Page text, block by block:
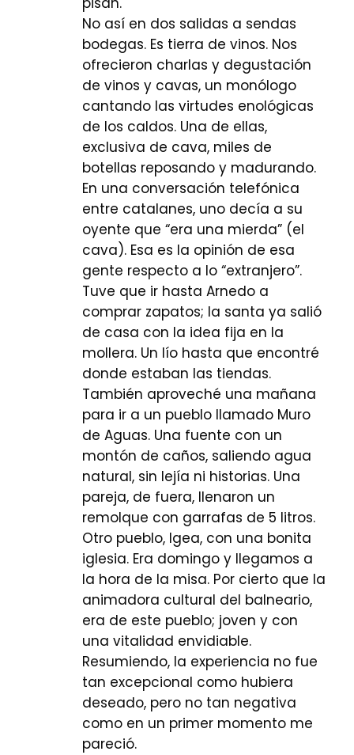
No así en dos salidas a sendas
bodegas. Es tierra de vinos. Nos
ofrecieron charlas y degustación
de vinos y cavas, un monólogo
cantando las virtudes enológicas
de los caldos. Una de ellas,
exclusiva de cava, miles de
botellas reposando y madurando.
En una conversación telefónica
entre catalanes, uno decía a su
oyente que “era una mierda” (el
cava). Esa es la opinión de esa
gente respecto a lo “extranjero”.
Tuve que ir hasta Arnedo a
comprar zapatos; la santa ya salió
de casa con la idea fija en la
mollera. Un lío hasta que encontré
donde estaban las tiendas.
También aproveché una mañana
para ir a un pueblo llamado Muro
de Aguas. Una fuente con un
montón de caños, saliendo agua
natural, sin lejía ni historias. Una
pareja, de fuera, llenaron un
remolque con garrafas de 5 litros.
Otro pueblo, Igea, con una bonita
iglesia. Era domingo y llegamos a
la hora de la misa. Por cierto que la
animadora cultural del balneario,
era de este pueblo; joven y con
una vitalidad envidiable.
Resumiendo, la experiencia no fue
tan excepcional como hubiera
deseado, pero no tan negativa
como en un primer momento me
pareció.